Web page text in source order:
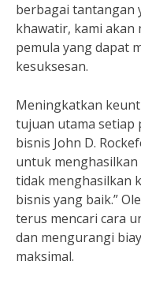
berbagai tantangan
khawatir, kami akan
pemula yang dapat
kesuksesan.
Meningkatkan
tujuan utama setiap
bisnis John D.
untuk menghasilkan
tidak menghasilkan
bisnis yang baik.”
terus mencari cara
dan mengurangi
maksimal.